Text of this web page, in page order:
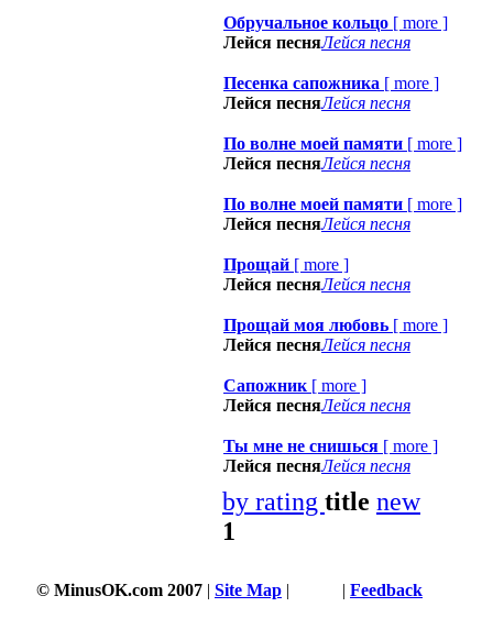
Обручальное кольцо [ more ]
Лейся песняЛейся песня
Песенка сапожника [ more ]
Лейся песняЛейся песня
По волне моей памяти [ more ]
Лейся песняЛейся песня
По волне моей памяти [ more ]
Лейся песняЛейся песня
Прощай [ more ]
Лейся песняЛейся песня
Прощай моя любовь [ more ]
Лейся песняЛейся песня
Сапожник [ more ]
Лейся песняЛейся песня
Ты мне не снишься [ more ]
Лейся песняЛейся песня
by rating title new
1
© MinusOK.com 2007 | Site Map | | Feedback